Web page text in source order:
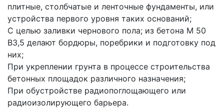
плитные, столбчатые и ленточные фундаменты, или
устройства первого уровня таких оснований;
С целью заливки чернового пола; из бетона M 50
B3,5 делают бордюры, поребрики и подготовку под
них;
При укреплении грунта в процессе строительства
бетонных площадок различного назначения;
При обустройстве радиопоглощающего или
радиоизолирующего барьера.